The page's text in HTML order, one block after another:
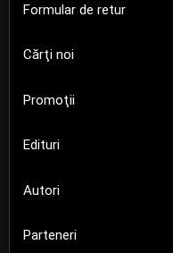
Formular de retur
Cărţi noi
Promoţii
Edituri
Autori
Parteneri